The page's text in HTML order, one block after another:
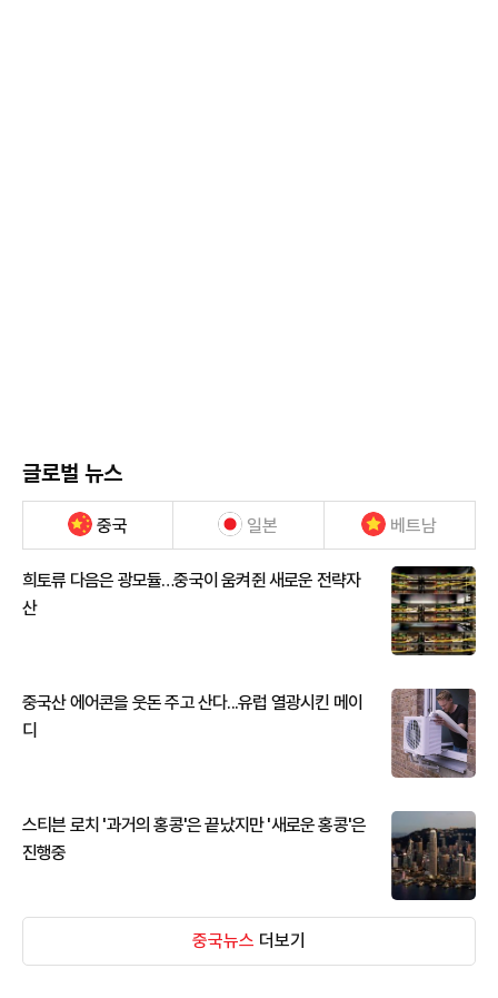
글로벌 뉴스
중국 일본 베트남
희토류 다음은 광모듈…중국이 움켜쥔 새로운 전략자
산
중국산 에어콘을 웃돈 주고 산다...유럽 열광시킨 메이
디
스티븐 로치 '과거의 홍콩'은 끝났지만 '새로운 홍콩'은
진행중
중국뉴스 더보기